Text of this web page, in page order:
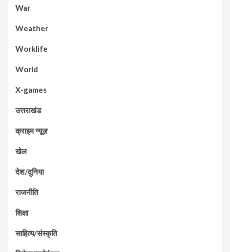
War
Weather
Worklife
World
X-games
उत्तराखंड
क्राइम न्यूज़
खेल
देश/दुनिया
राजनीति
शिक्षा
साहित्य/संस्कृति